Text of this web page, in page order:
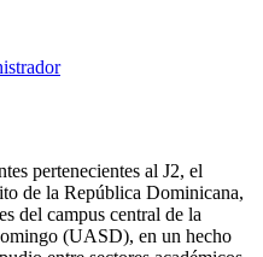
pertenecientes al J2, el
de la República Dominicana,
del campus central de la
(UASD), en un hecho